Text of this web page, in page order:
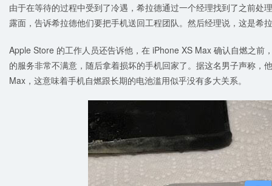
由于在等待的过程中受到了冷遇，希拉德通过一个经理找到了之前处
露面，告诉希拉德他们要把手机送回工程团队。然后经理说，这是希
Apple Store 的工作人员还告诉他，在 iPhone XS Max 确认自燃之前
的服务非常不满意，随后拿着损坏的手机回家了。据这名男子声称，
Max，这意味着手机自燃跟长期的电池滥用似乎没有多大关系。